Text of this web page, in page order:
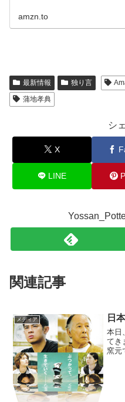
amzn.to
最新情報 独り言
蒲地孝典
シ
X
LINE
関連記事
メディア 日
本日
てき
窯元